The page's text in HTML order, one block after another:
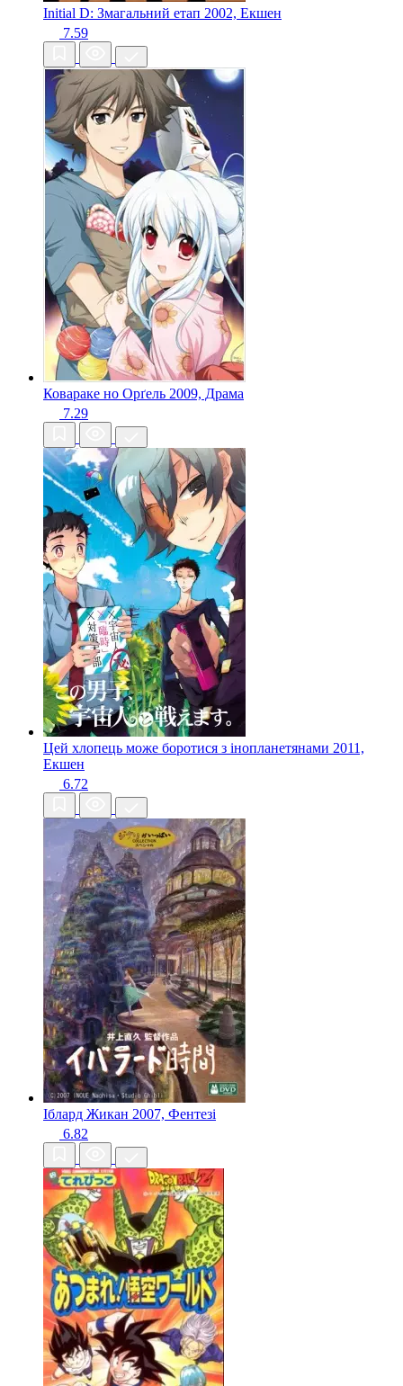
Initial D: Змагальний етап 2002, Екшен
7.59
Ковараке но Орґель 2009, Драма
7.29
Цей хлопець може боротися з інопланетянами 2011,
Екшен
6.72
Іблард Жикан 2007, Фентезі
6.82